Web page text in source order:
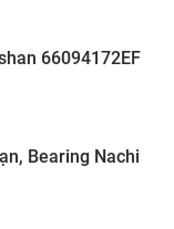
66094172EF
Nachi